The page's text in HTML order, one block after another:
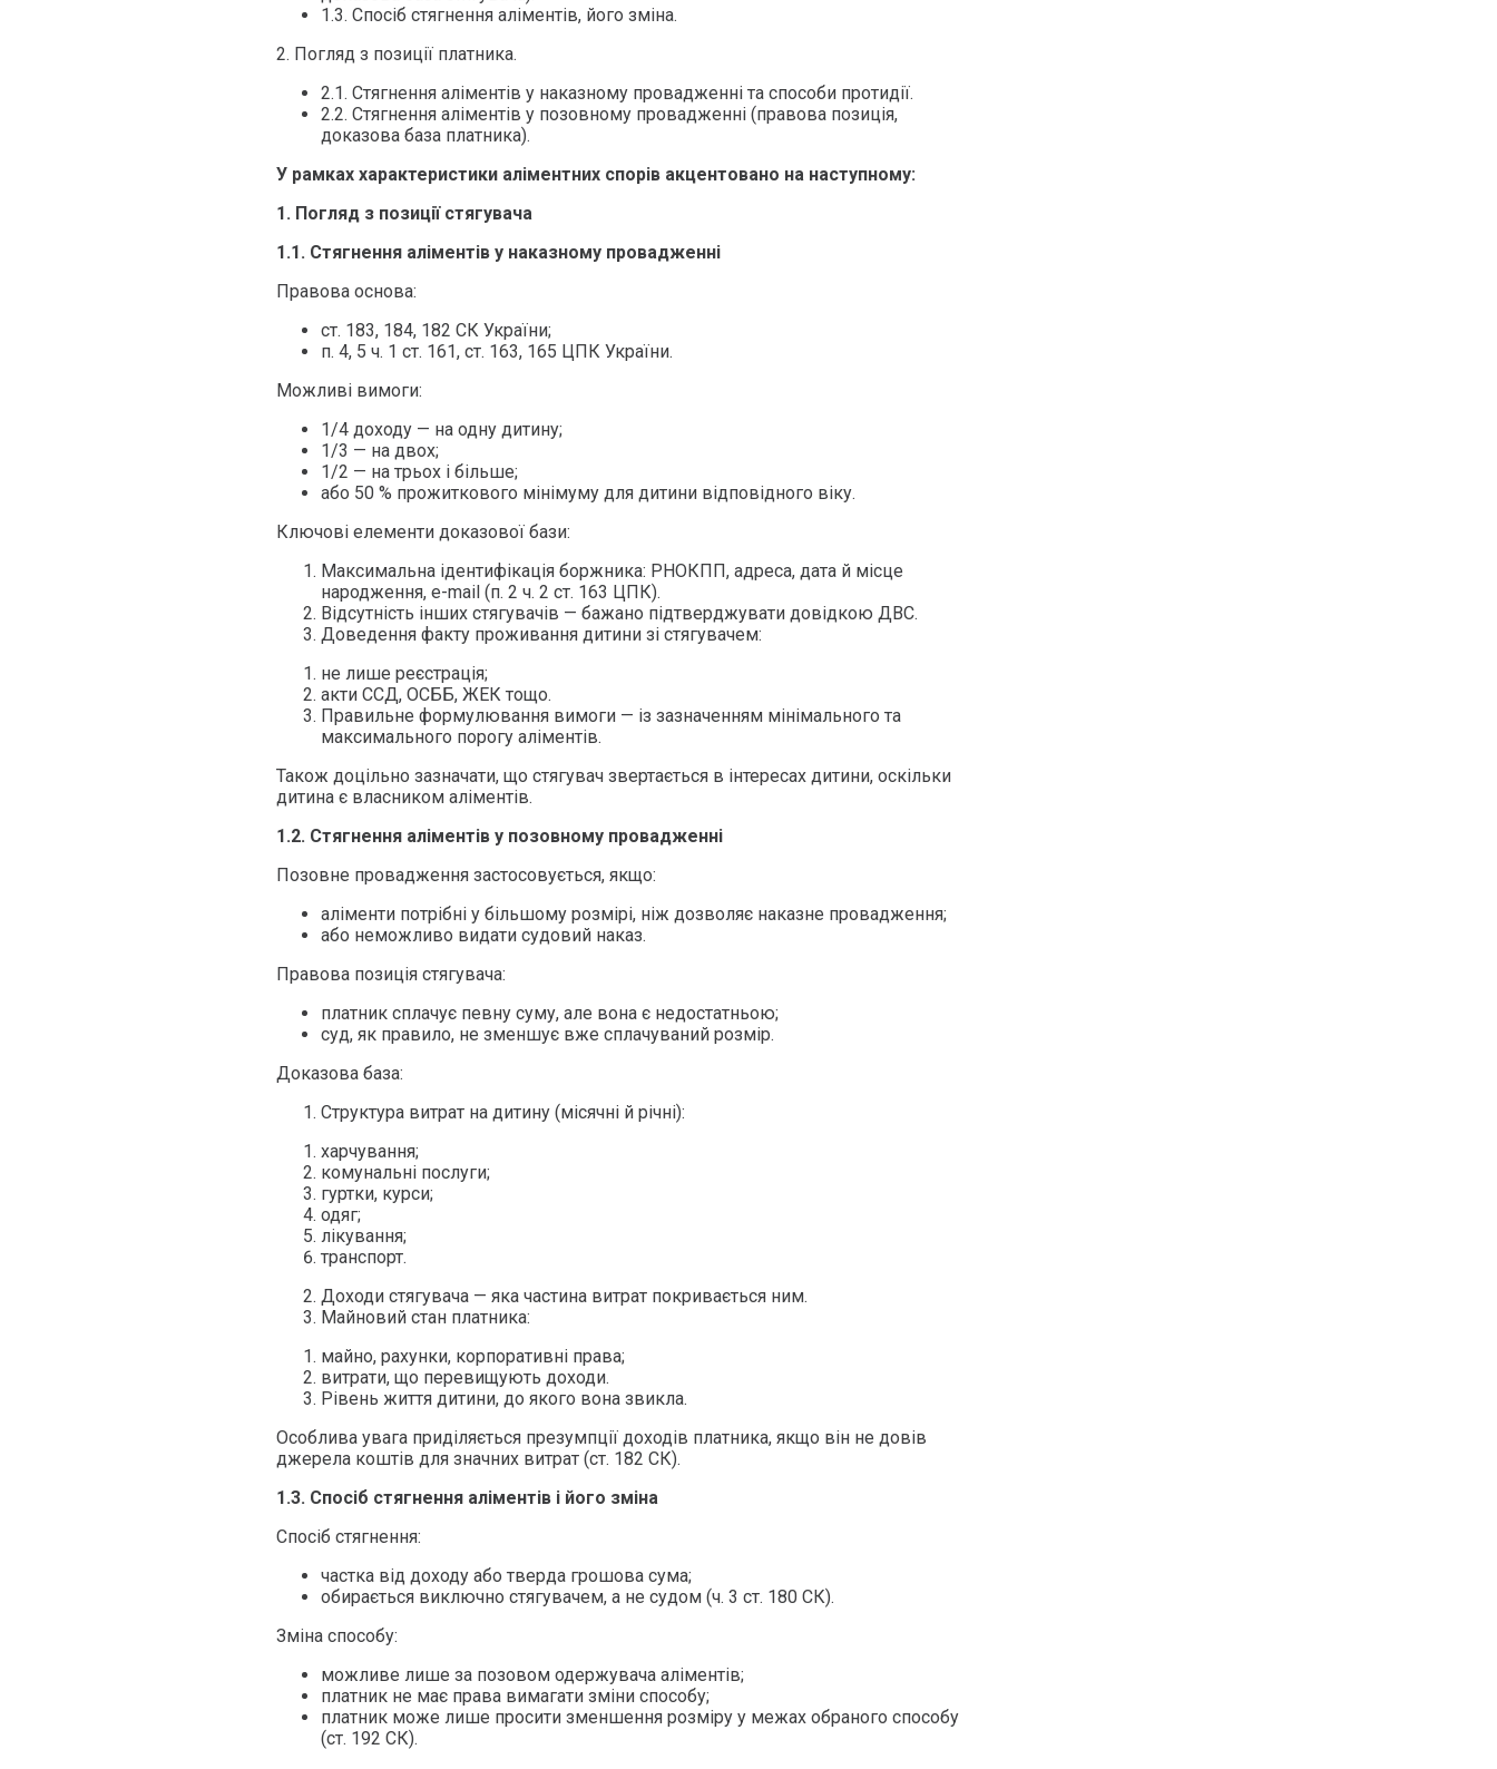
1.3. Спосіб стягнення аліментів, його зміна.
2. Погляд з позиції платника.
2.1. Стягнення аліментів у наказному провадженні та способи протидії.
2.2. Стягнення аліментів у позовному провадженні (правова позиція,
доказова база платника).
У рамках характеристики аліментних спорів акцентовано на наступному:
1. Погляд з позиції стягувача
1.1. Стягнення аліментів у наказному провадженні
Правова основа:
ст. 183, 184, 182 СК України;
п. 4, 5 ч. 1 ст. 161, ст. 163, 165 ЦПК України.
Можливі вимоги:
1/4 доходу — на одну дитину;
1/3 — на двох;
1/2 — на трьох і більше;
або 50 % прожиткового мінімуму для дитини відповідного віку.
Ключові елементи доказової бази:
Максимальна ідентифікація боржника: РНОКПП, адреса, дата й місце
народження, e-mail (п. 2 ч. 2 ст. 163 ЦПК).
Відсутність інших стягувачів — бажано підтверджувати довідкою ДВС.
Доведення факту проживання дитини зі стягувачем:
не лише реєстрація;
акти ССД, ОСББ, ЖЕК тощо.
Правильне формулювання вимоги — із зазначенням мінімального та
максимального порогу аліментів.
Також доцільно зазначати, що стягувач звертається в інтересах дитини, оскільки
дитина є власником аліментів.
1.2. Стягнення аліментів у позовному провадженні
Позовне провадження застосовується, якщо:
аліменти потрібні у більшому розмірі, ніж дозволяє наказне провадження;
або неможливо видати судовий наказ.
Правова позиція стягувача:
платник сплачує певну суму, але вона є недостатньою;
суд, як правило, не зменшує вже сплачуваний розмір.
Доказова база:
Структура витрат на дитину (місячні й річні):
харчування;
комунальні послуги;
гуртки, курси;
одяг;
лікування;
транспорт.
Доходи стягувача — яка частина витрат покривається ним.
Майновий стан платника:
майно, рахунки, корпоративні права;
витрати, що перевищують доходи.
Рівень життя дитини, до якого вона звикла.
Особлива увага приділяється презумпції доходів платника, якщо він не довів
джерела коштів для значних витрат (ст. 182 СК).
1.3. Спосіб стягнення аліментів і його зміна
Спосіб стягнення:
частка від доходу або тверда грошова сума;
обирається виключно стягувачем, а не судом (ч. 3 ст. 180 СК).
Зміна способу:
можливе лише за позовом одержувача аліментів;
платник не має права вимагати зміни способу;
платник може лише просити зменшення розміру у межах обраного способу
(ст. 192 СК).